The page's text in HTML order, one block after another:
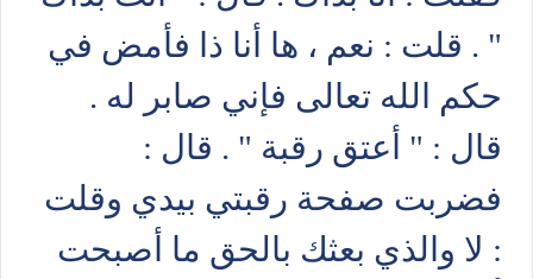
" . قلت : نعم ، ها أنا ذا فأمض في
حكم الله تعالى فإني صابر له .
قال : " أعتق رقبة " . قال :
فضربت صفحة رقبتي بيدي وقلت
: لا والذي بعثك بالحق ما أصبحت